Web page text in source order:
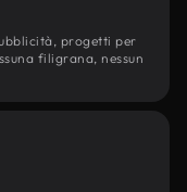
progetti per
filigrana, nessun